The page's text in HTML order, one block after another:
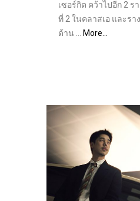
เซอร์กิต คว้าไปอีก 2 ร
ที่ 2 ในคลาสเอ และราง
ด้าน … More…